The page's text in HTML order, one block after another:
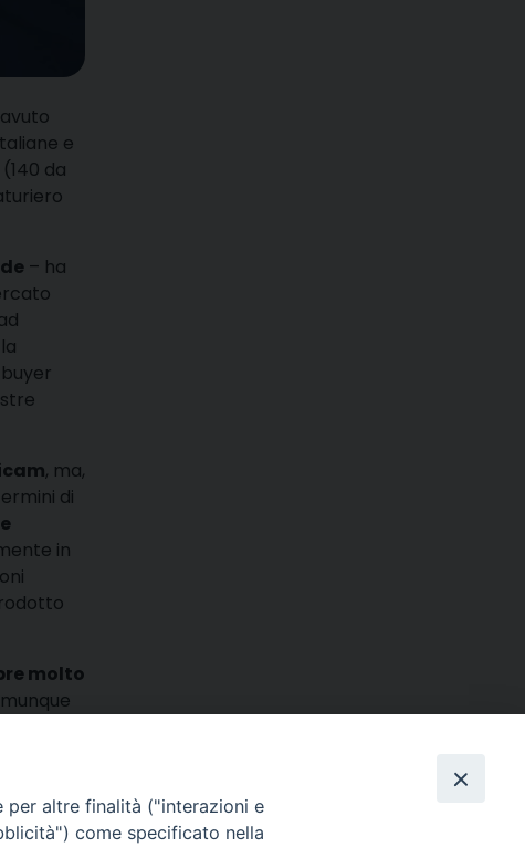
e
(140 da
– ha
, ma,
di
in
molto
per altre finalità ("interazioni e
come specificato nella